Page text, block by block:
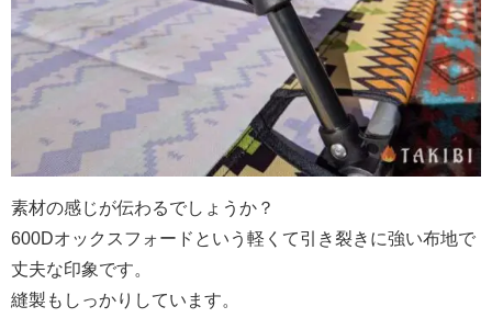
素材の感じが伝わるでしょうか？
600Dオックスフォードという軽くて引き裂きに強い布地で
丈夫な印象です。
縫製もしっかりしています。